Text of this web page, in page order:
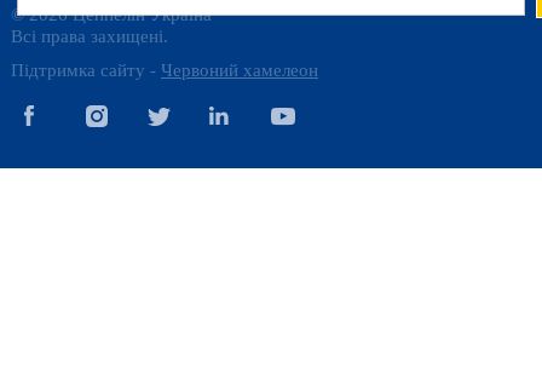
© 2026 Цеппелін Україна
Всі права захищені.
Підтримка сайту - Червоний хамелеон